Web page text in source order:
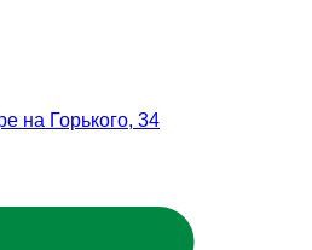
на Горького, 34